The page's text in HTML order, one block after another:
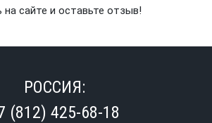
на сайте и оставьте отзыв!
РОССИЯ:
(812) 425-68-18